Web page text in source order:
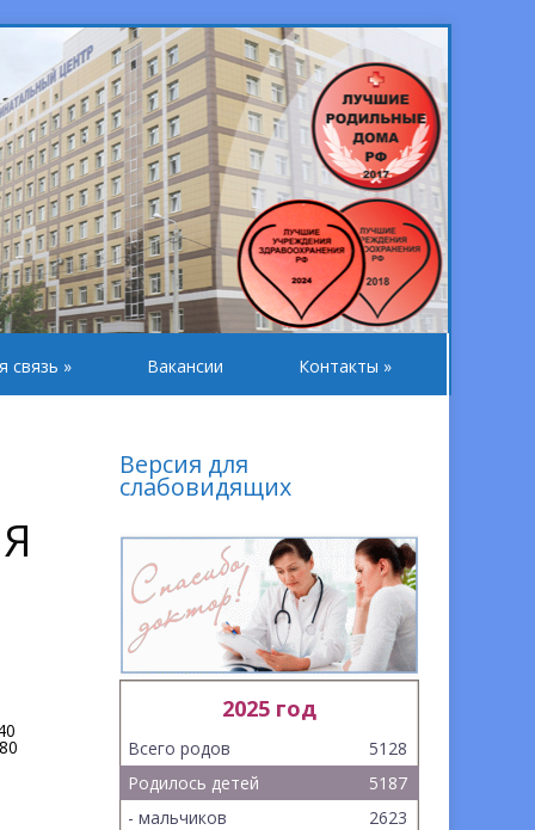
связь » Вакансии Контакты »
Версия для
слабовидящих
2025 год
Всего родов
5128
Родилось детей
5187
- мальчиков
2623